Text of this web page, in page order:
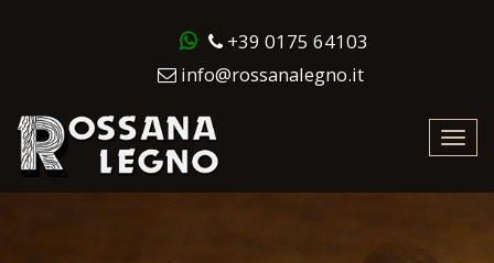
+39 0175 64103
info@rossanalegno.it